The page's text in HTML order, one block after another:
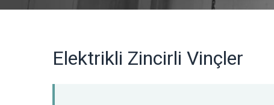
Elektrikli Zincirli Vinçler